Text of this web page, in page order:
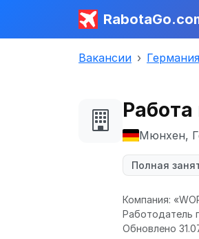
Вакансии Германия
Мюнхен,
Полная
Компания:
Работодатель
Обновлено